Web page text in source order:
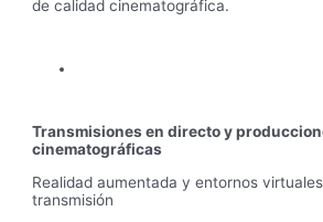
de calidad cinematográfica.
Transmisiones en directo y
cinematográficas
Realidad aumentada y entornos
transmisión